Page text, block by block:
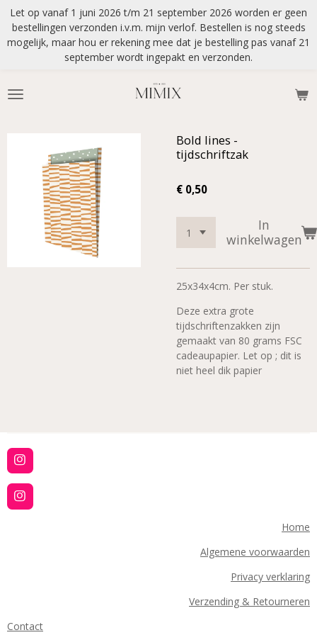
Ga
direct
naar
Let op vanaf 1 juni 2026 t/m 21 september 2026 worden er geen
bestellingen verzonden i.v.m. mijn verlof. Bestellen is nog steeds
mogelijk, maar hou er rekening mee dat je bestelling pas vanaf 21
september wordt ingepakt en verzonden.
Bold lines -
tijdschriftzak
€ 0,50
In
winkelwagen
25x34x4cm. Per stuk.
Deze extra grote
tijdschriftenzakken zijn
gemaakt van 80 grams FSC
cadeaupapier. Let op ; dit is
niet heel dik papier
I
n
s
t
a
I
n
Home
Algemene voorwaarden
Privacy verklaring
Verzending & Retourneren
Contact